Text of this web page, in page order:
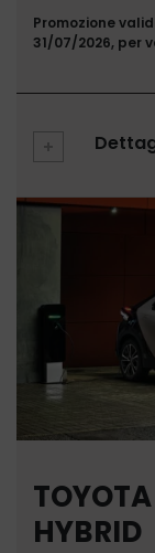
Promozione
31/07/2026, per
HYBRID